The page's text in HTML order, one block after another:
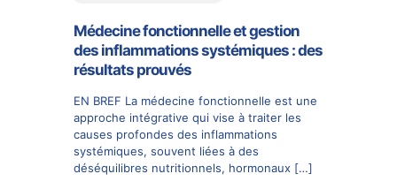
Médecine fonctionnelle et gestion
des inflammations systémiques : des
résultats prouvés
EN BREF La médecine fonctionnelle est une
approche intégrative qui vise à traiter les
causes profondes des inflammations
systémiques, souvent liées à des
déséquilibres nutritionnels, hormonaux […]